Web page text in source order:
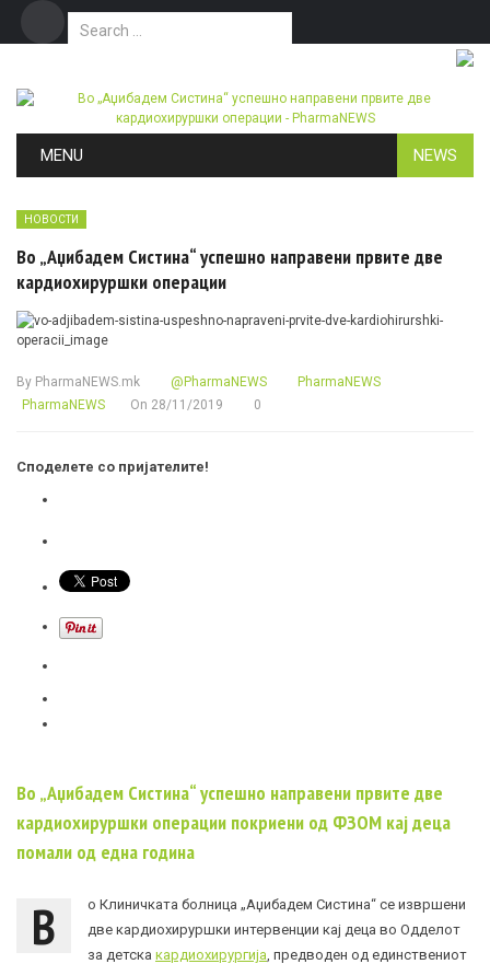
Search for:
MENU NEWS
НОВОСТИ
Во „Аџибадем Систина“ успешно направени првите две
кардиохируршки операции
By PharmaNEWS.mk @PharmaNEWS
PharmaNEWS
PharmaNEWS
On 28/11/2019 0
Споделете со пријателите!
Во „Аџибадем Систина“ успешно направени првите две
кардиохируршки операции покриени од ФЗОМ кај деца
помали од една година
В
о Клиничката болница „Аџибадем Систина“ се извршени
две кардиохируршки интервенции кај деца во Одделот
за детска кардиохирургија , предводен од единствениот